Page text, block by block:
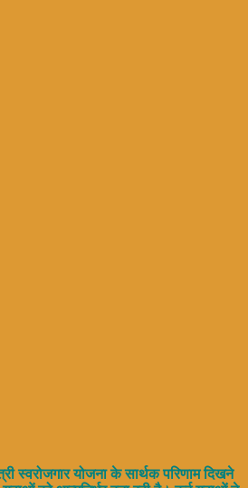
स्वरोजगार योजना के सार्थक परिणाम दिखने